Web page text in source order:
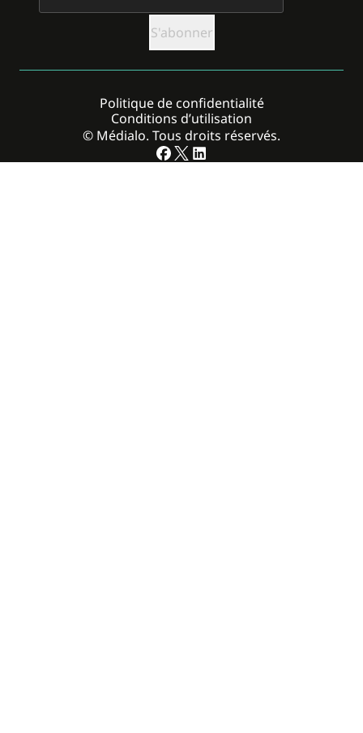
© Médialo. Tous droits réservés.
Politique de confidentialité
Conditions d’utilisation